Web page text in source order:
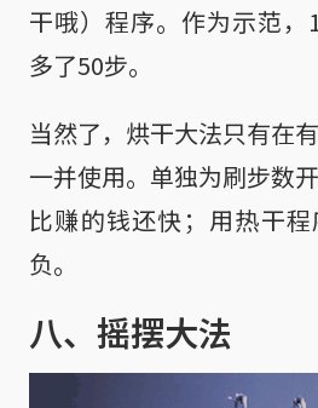
干哦）程序。作为示范
多了50步。
当然了，烘干大法只有在
一并使用。单独为刷步数
比赚的钱还快；用热干
负。
八、摇摆大法